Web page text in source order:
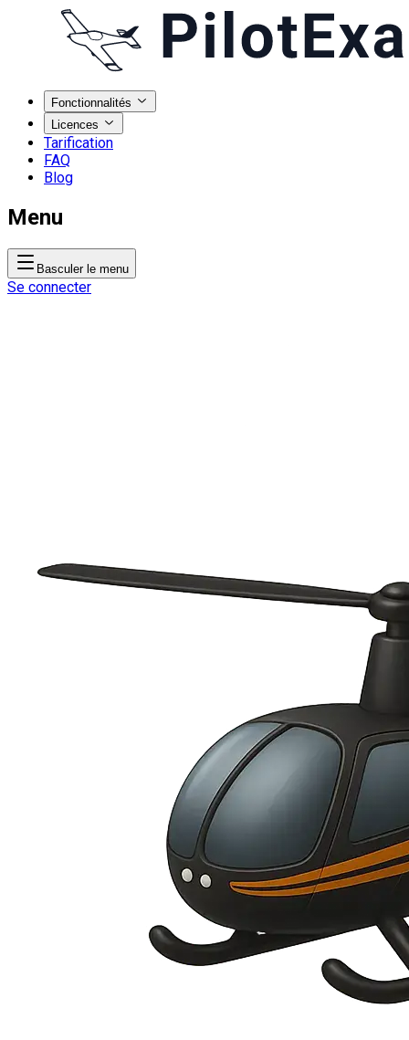
Fonctionnalités
Licences
Tarification
FAQ
Blog
Menu
Basculer le menu
Se connecter